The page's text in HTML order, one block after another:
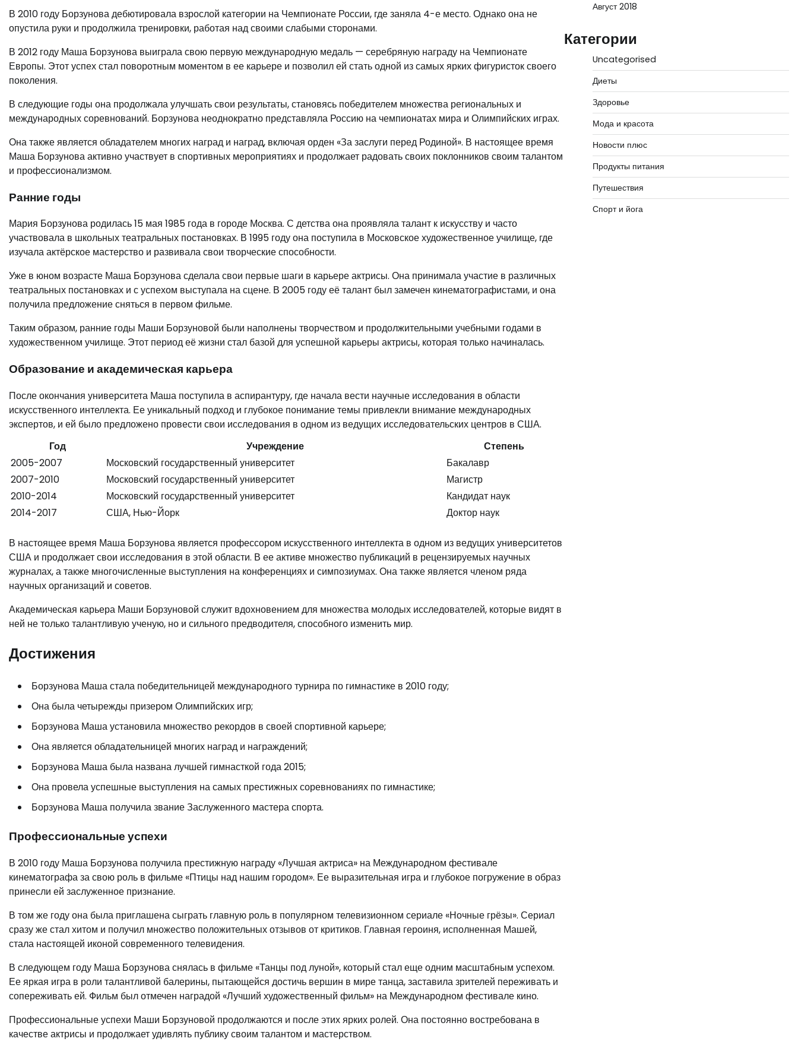
В 2010 году Борзунова дебютировала взрослой категории на Чемпионате России, где заняла 4-е место. Однако она не
опустила руки и продолжила тренировки, работая над своими слабыми сторонами.
В 2012 году Маша Борзунова выиграла свою первую международную медаль — серебряную награду на Чемпионате
Европы. Этот успех стал поворотным моментом в ее карьере и позволил ей стать одной из самых ярких фигуристок своего
поколения.
В следующие годы она продолжала улучшать свои результаты, становясь победителем множества региональных и
международных соревнований. Борзунова неоднократно представляла Россию на чемпионатах мира и Олимпийских играх.
Она также является обладателем многих наград и наград, включая орден «За заслуги перед Родиной». В настоящее время
Маша Борзунова активно участвует в спортивных мероприятиях и продолжает радовать своих поклонников своим талантом
и профессионализмом.
Ранние годы
Мария Борзунова родилась 15 мая 1985 года в городе Москва. С детства она проявляла талант к искусству и часто
участвовала в школьных театральных постановках. В 1995 году она поступила в Московское художественное училище, где
изучала актёрское мастерство и развивала свои творческие способности.
Уже в юном возрасте Маша Борзунова сделала свои первые шаги в карьере актрисы. Она принимала участие в различных
театральных постановках и с успехом выступала на сцене. В 2005 году её талант был замечен кинематографистами, и она
получила предложение сняться в первом фильме.
Таким образом, ранние годы Маши Борзуновой были наполнены творчеством и продолжительными учебными годами в
художественном училище. Этот период её жизни стал базой для успешной карьеры актрисы, которая только начиналась.
Образование и академическая карьера
После окончания университета Маша поступила в аспирантуру, где начала вести научные исследования в области
искусственного интеллекта. Ее уникальный подход и глубокое понимание темы привлекли внимание международных
экспертов, и ей было предложено провести свои исследования в одном из ведущих исследовательских центров в США.
Год
Учреждение
Степень
2005-2007
Московский государственный университет
Бакалавр
2007-2010
Московский государственный университет
Магистр
2010-2014
Московский государственный университет
Кандидат наук
2014-2017
США, Нью-Йорк Доктор наук
В настоящее время Маша Борзунова является профессором искусственного интеллекта в одном из ведущих университетов
США и продолжает свои исследования в этой области. В ее активе множество публикаций в рецензируемых научных
журналах, а также многочисленные выступления на конференциях и симпозиумах. Она также является членом ряда
научных организаций и советов.
Академическая карьера Маши Борзуновой служит вдохновением для множества молодых исследователей, которые видят в
ней не только талантливую ученую, но и сильного предводителя, способного изменить мир.
Достижения
Борзунова Маша стала победительницей международного турнира по гимнастике в 2010 году;
Она была четырежды призером Олимпийских игр;
Борзунова Маша установила множество рекордов в своей спортивной карьере;
Она является обладательницей многих наград и награждений;
Борзунова Маша была названа лучшей гимнасткой года 2015;
Она провела успешные выступления на самых престижных соревнованиях по гимнастике;
Борзунова Маша получила звание Заслуженного мастера спорта.
Профессиональные успехи
В 2010 году Маша Борзунова получила престижную награду «Лучшая актриса» на Международном фестивале
кинематографа за свою роль в фильме «Птицы над нашим городом». Ее выразительная игра и глубокое погружение в образ
принесли ей заслуженное признание.
В том же году она была приглашена сыграть главную роль в популярном телевизионном сериале «Ночные грёзы». Сериал
сразу же стал хитом и получил множество положительных отзывов от критиков. Главная героиня, исполненная Машей,
стала настоящей иконой современного телевидения.
В следующем году Маша Борзунова снялась в фильме «Танцы под луной», который стал еще одним масштабным успехом.
Ее яркая игра в роли талантливой балерины, пытающейся достичь вершин в мире танца, заставила зрителей переживать и
сопереживать ей. Фильм был отмечен наградой «Лучший художественный фильм» на Международном фестивале кино.
Профессиональные успехи Маши Борзуновой продолжаются и после этих ярких ролей. Она постоянно востребована в
качестве актрисы и продолжает удивлять публику своим талантом и мастерством.
Август 2018
Категории
Uncategorised
Диеты
Здоровье
Мода и красота
Новости плюс
Продукты питания
Путешествия
Спорт и йога